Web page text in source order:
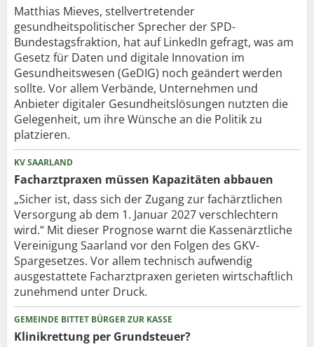
Matthias Mieves, stellvertretender
gesundheitspolitischer Sprecher der SPD-
Bundestagsfraktion, hat auf LinkedIn gefragt, was am
Gesetz für Daten und digitale Innovation im
Gesundheitswesen (GeDIG) noch geändert werden
sollte. Vor allem Verbände, Unternehmen und
Anbieter digitaler Gesundheitslösungen nutzten die
Gelegenheit, um ihre Wünsche an die Politik zu
platzieren.
KV SAARLAND
Facharztpraxen müssen Kapazitäten abbauen
„Sicher ist, dass sich der Zugang zur fachärztlichen
Versorgung ab dem 1. Januar 2027 verschlechtern
wird.“ Mit dieser Prognose warnt die Kassenärztliche
Vereinigung Saarland vor den Folgen des GKV-
Spargesetzes. Vor allem technisch aufwendig
ausgestattete Facharztpraxen gerieten wirtschaftlich
zunehmend unter Druck.
GEMEINDE BITTET BÜRGER ZUR KASSE
Klinikrettung per Grundsteuer?